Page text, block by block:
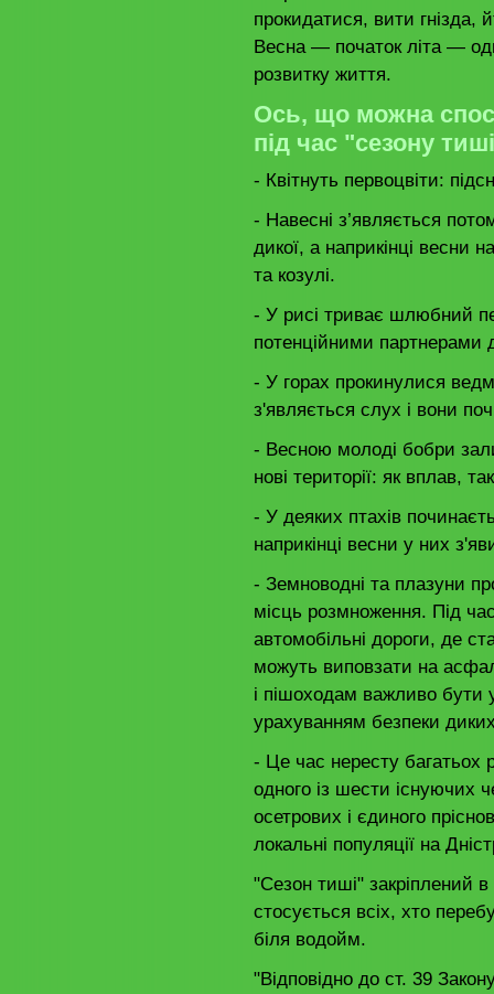
прокидатися, вити гнізда,
Весна — початок літа —
розвитку життя.
Ось, що можна
під час "сезону
- Квітнуть первоцвіти:
- Навесні з’являється
дикої, а наприкінці весни
та козулі.
- У рисі триває шлюбний
потенційними
- У горах прокинулися
з'являється слух і вони
- Весною молоді бобри
нові території: як вплав,
- У деяких птахів
наприкінці весни у них
- Земноводні та плазуни
місць розмноження. Під
автомобільні дороги, де
можуть виповзати на
і пішоходам важливо
урахуванням безпеки
- Це час нересту багатьох
одного із шести існуючих
осетрових і єдиного
локальні популяції на
"Сезон тиші" закріплений в
стосується всіх, хто
біля водойм.
"Відповідно до ст. 39